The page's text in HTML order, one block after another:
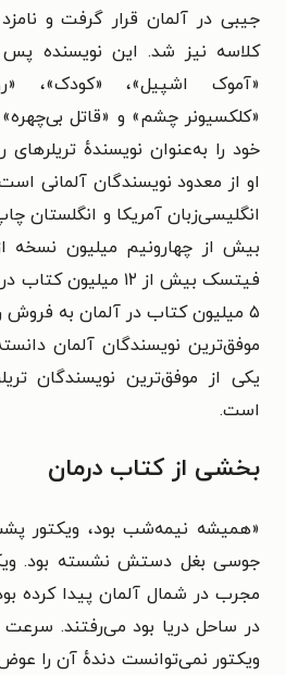
جیبی در آلمان قرار گرفت و
کلاسه نیز شد. این نویسنده پس
«آموک اشپیل»، «کودک»،
«کلکسیونر چشم» و «قاتل
خود را به‌عنوان نویسندهٔ
او از معدود نویسندگان آلمانی
انگلیسی‌زبان آمریکا و
بیش از چهارونیم میلیون نسخه
فیتسک بیش از ۱۲
۵ میلیون کتاب در آلمان به
موفق‌ترین نویسندگان آلمان
یکی از موفق‌ترین نویسندگان
است.
بخشی از کتاب درمان
«همیشه نیمه‌شب بود، ویکتور
جوسی بغل دستش نشسته بود.
مجرب در شمال آلمان پیدا کرده
در ساحل دریا بود می‌رفتند.
ویکتور نمی‌توانست دندهٔ آن را